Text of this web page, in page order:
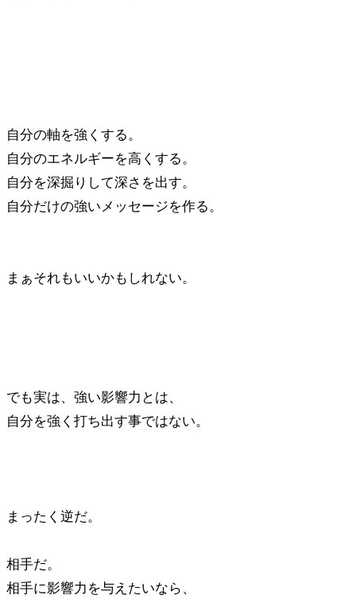
自分の軸を強くする。
自分のエネルギーを高くする。
自分を深掘りして深さを出す。
自分だけの強いメッセージを作る。
まぁそれもいいかもしれない。
でも実は、強い影響力とは、
自分を強く打ち出す事ではない。
まったく逆だ。
相手だ。
相手に影響力を与えたいなら、